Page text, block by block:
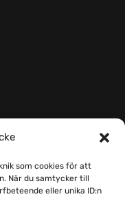
som cookies för att
När du samtycker till
eller unika ID:n